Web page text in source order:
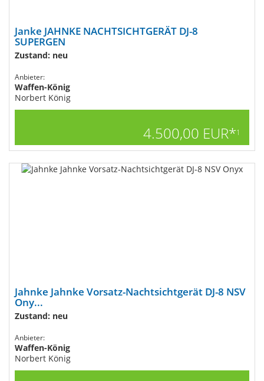
Janke JAHNKE NACHTSICHTGERÄT DJ-8
SUPERGEN
Zustand: neu
Anbieter:
Waffen-König
Norbert König
4.500,00 EUR*1
Jahnke Jahnke Vorsatz-Nachtsichtgerät DJ-8 NSV
Ony...
Zustand: neu
Anbieter:
Waffen-König
Norbert König